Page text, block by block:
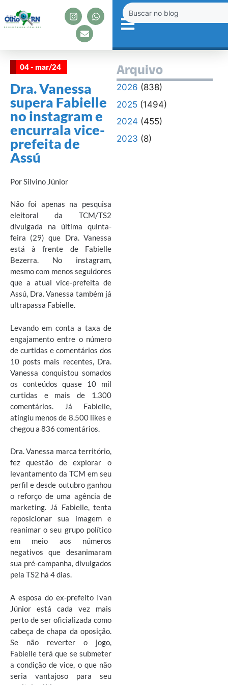
04 - mar/24
Dra. Vanessa
supera Fabielle
no instagram e
encurrala vice-
prefeita de
Assú
Por Silvino Júnior
Não foi apenas na pesquisa
eleitoral da TCM/TS2
divulgada na última quinta-
feira (29) que Dra. Vanessa
está à frente de Fabielle
Bezerra. No instagram,
mesmo com menos seguidores
que a atual vice-prefeita de
Assú, Dra. Vanessa também já
ultrapassa Fabielle.
Levando em conta a taxa de
engajamento entre o número
de curtidas e comentários dos
10 posts mais recentes, Dra.
Vanessa conquistou somados
os conteúdos quase 10 mil
curtidas e mais de 1.300
comentários. Já Fabielle,
atingiu menos de 8.500 likes e
chegou a 836 comentários.
Dra. Vanessa marca território,
fez questão de explorar o
levantamento da TCM em seu
perfil e desde outubro ganhou
o reforço de uma agência de
marketing. Já Fabielle, tenta
reposicionar sua imagem e
reanimar o seu grupo político
em meio aos números
negativos que desanimaram
sua pré-campanha, divulgados
pela TS2 há 4 dias.
A esposa do ex-prefeito Ivan
Júnior está cada vez mais
perto de ser oficializada como
cabeça de chapa da oposição.
Se não reverter o jogo,
Fabielle terá que se submeter
a condição de vice, o que não
seria vantajoso para seu
Arquivo
2026 (838)
2025(1494)
2024 (455)
2023 (8)